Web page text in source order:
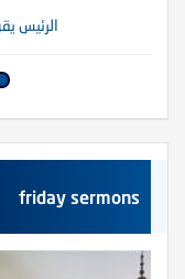
الرئيس
friday sermons